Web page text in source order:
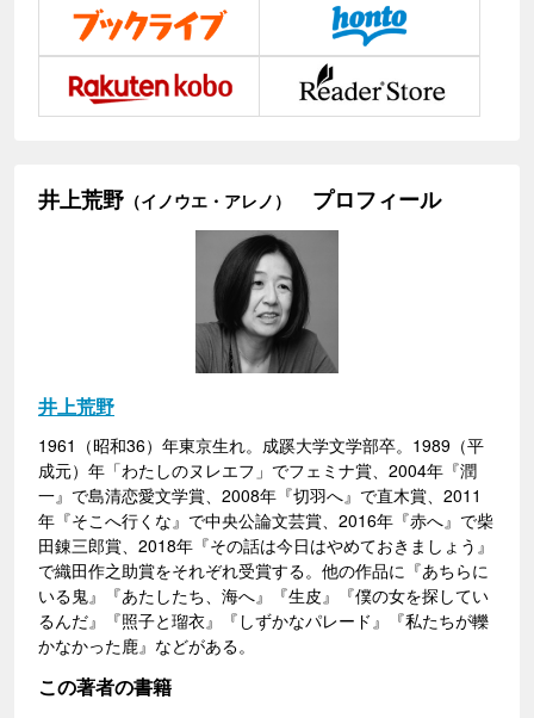
井上荒野 （イノウエ・アレノ） プロフィール
井上荒野
1961（昭和36）年東京生れ。成蹊大学文学部卒。1989（平
成元）年「わたしのヌレエフ」でフェミナ賞、2004年『潤
一』で島清恋愛文学賞、2008年『切羽へ』で直木賞、2011
年『そこへ行くな』で中央公論文芸賞、2016年『赤へ』で柴
田錬三郎賞、2018年『その話は今日はやめておきましょう』
で織田作之助賞をそれぞれ受賞する。他の作品に『あちらに
いる鬼』『あたしたち、海へ』『生皮』『僕の女を探してい
るんだ』『照子と瑠衣』『しずかなパレード』『私たちが轢
かなかった鹿』などがある。
この著者の書籍